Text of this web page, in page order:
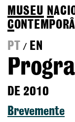
MUSEU N
C
PT
/ EN
DE 2010
Brevemente